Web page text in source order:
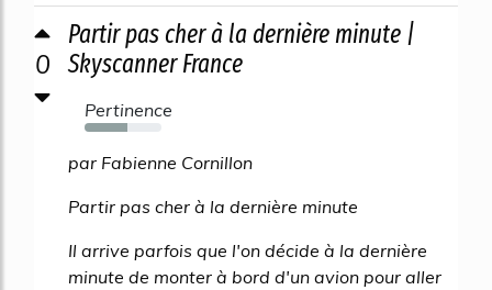
0
Partir pas cher à la dernière minute |
Skyscanner France
Pertinence
56%
par Fabienne Cornillon
Partir pas cher à la dernière minute
Il arrive parfois que l'on décide à la dernière
minute de monter à bord d'un avion pour aller